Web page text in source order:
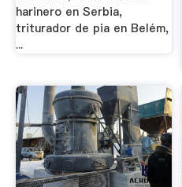
harinero en Serbia,
triturador de pia en Belém,
...